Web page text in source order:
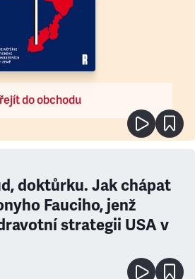
do obchodu
doktůrku. Jak chápat
Fauciho, jenž
strategii USA v